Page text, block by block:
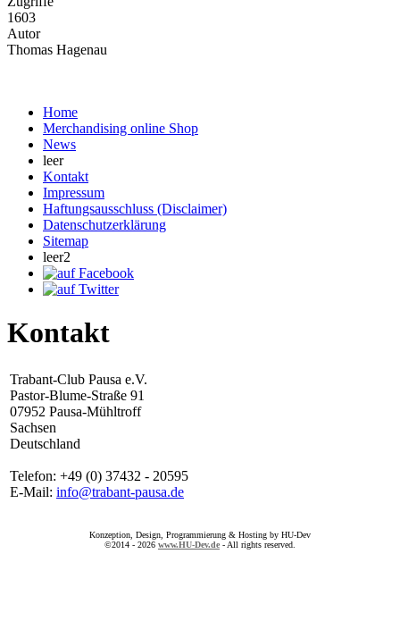
1603
Autor
Thomas Hagenau
Home
Merchandising online Shop
News
leer
Kontakt
Impressum
Haftungsausschluss (Disclaimer)
Datenschutzerklärung
Sitemap
leer2
Kontakt
Trabant-Club Pausa e.V.
Pastor-Blume-Straße 91
07952 Pausa-Mühltroff
Sachsen
Deutschland
Telefon: +49 (0) 37432 - 20595
E-Mail: info@trabant-pausa.de
Konzeption, Design, Programmierung & Hosting by HU-Dev
©2014 - 2026 www.HU-Dev.de - All rights reserved.